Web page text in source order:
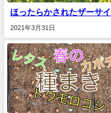
ほったらかされたザーサイ
2021年3月31日